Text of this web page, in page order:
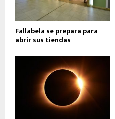
Fallabela se prepara para
abrir sus tiendas